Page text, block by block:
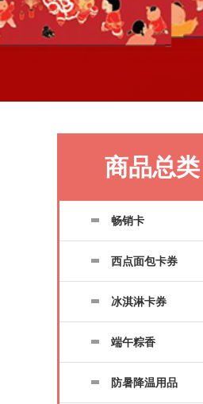
商品总类
畅销卡
西点面包卡券
冰淇淋卡券
端午粽香
防暑降温用品